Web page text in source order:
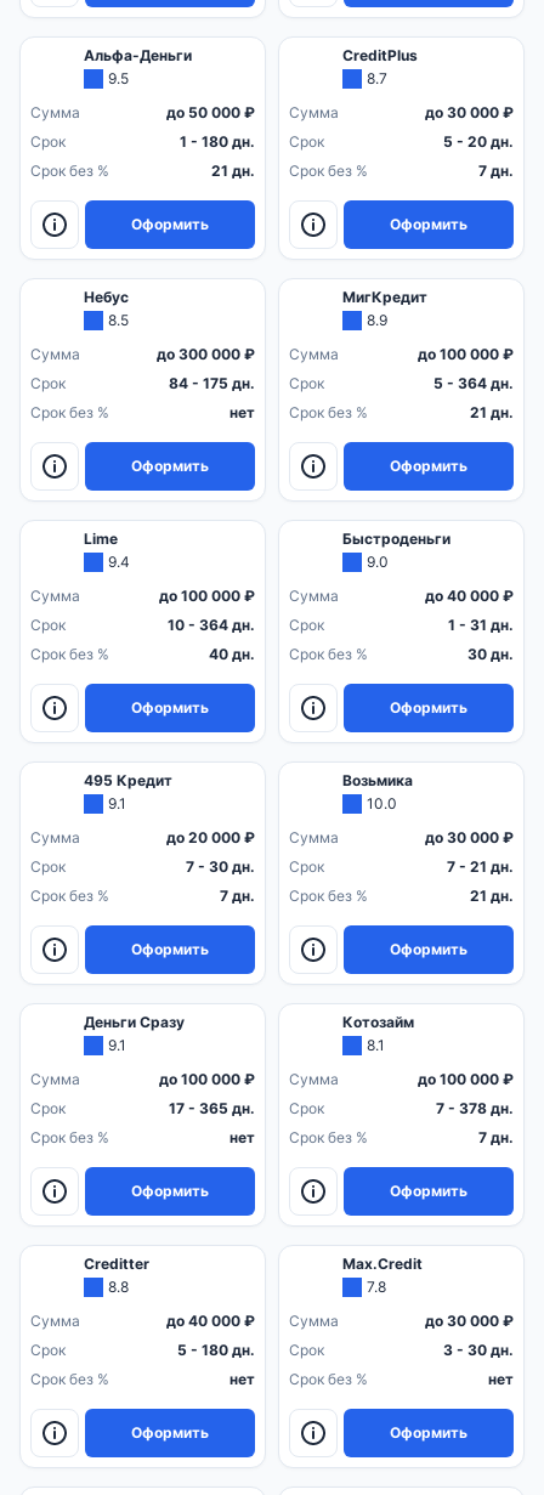
Альфа-Деньги
9.5
Сумма
до 50 000 ₽
Срок
1 - 180 дн.
Срок без %
21 дн.
Оформить
CreditPlus
8.7
Сумма
до 30 000 ₽
Срок
5 - 20 дн.
Срок без %
7 дн.
Оформить
Небус
8.5
Сумма
до 300 000 ₽
Срок
84 - 175 дн.
Срок без %
нет
Оформить
МигКредит
8.9
Сумма
до 100 000 ₽
Срок
5 - 364 дн.
Срок без %
21 дн.
Оформить
Lime
9.4
Сумма
до 100 000 ₽
Срок
10 - 364 дн.
Срок без %
40 дн.
Оформить
Быстроденьги
9.0
Сумма
до 40 000 ₽
Срок
1 - 31 дн.
Срок без %
30 дн.
Оформить
495 Кредит
9.1
Сумма
до 20 000 ₽
Срок
7 - 30 дн.
Срок без %
7 дн.
Оформить
Возьмика
10.0
Сумма
до 30 000 ₽
Срок
7 - 21 дн.
Срок без %
21 дн.
Оформить
Деньги Сразу
9.1
Сумма
до 100 000 ₽
Срок
17 - 365 дн.
Срок без %
нет
Оформить
Котозайм
8.1
Сумма
до 100 000 ₽
Срок
7 - 378 дн.
Срок без %
7 дн.
Оформить
Creditter
8.8
Сумма
до 40 000 ₽
Срок
5 - 180 дн.
Срок без %
нет
Оформить
Max.Credit
7.8
Сумма
до 30 000 ₽
Срок
3 - 30 дн.
Срок без %
нет
Оформить